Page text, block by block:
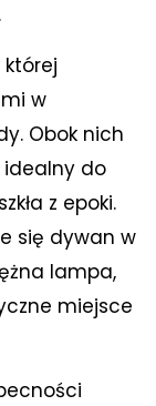
w
Obok nich
idealny do
z epoki.
się dywan w
lampa,
miejsce